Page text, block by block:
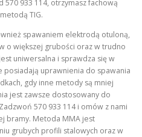
933 114, otrzymasz fachową
TIG.
spawaniem elektrodą otuloną,
o większej grubości oraz w trudno
uniwersalna i sprawdza się w
posiadają uprawnienia do spawania
gdy inne metody są mniej
jest zawsze dostosowany do
570 933 114 i omów z nami
bramy. Metoda MMA jest
grubych profili stalowych oraz w